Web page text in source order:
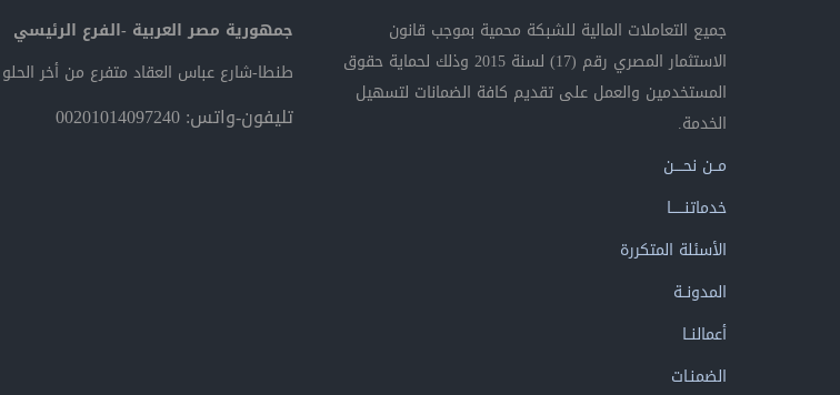
جميع التعاملات المالية للشبكة محمية بموجب قانون
الاستثمار المصري رقم (17) لسنة 2015 وذلك لحماية حقوق
المستخدمين والعمل على تقديم كافة الضمانات لتسهيل
الخدمة.
مــن نحــــن
خدماتنــــــا
الأسئلة المتكررة
المدونــة
أعمالنــا
الضمنـات
جمهورية مصر العربية -الفرع الرئيسي
طنطا-شارع عباس العقاد متفرع من أخر الحلو
تليفون-واتس: 00201014097240